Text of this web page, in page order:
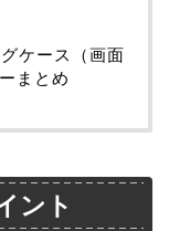
ケース（画面
まとめ
ント